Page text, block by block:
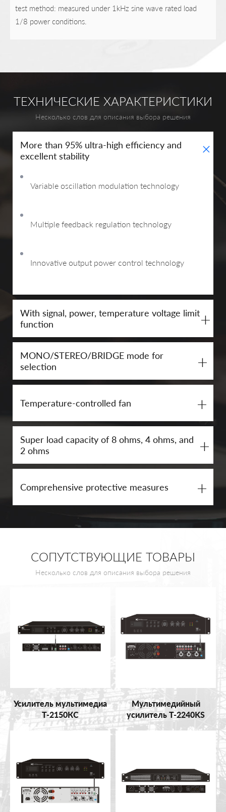
test method: measured under 1kHz sine wave rated load
1/8 power conditions.
ТЕХНИЧЕСКИЕ ХАРАКТЕРИСТИКИ
Несколько слов для описания выбора решения
More than 95% ultra-high efficiency and
excellent stability
+
Variable oscillation modulation technology
Multiple feedback regulation technology
Innovative output power control technology
With signal, power, temperature voltage limit
function
+
MONO/STEREO/BRIDGE mode for
selection
+
Temperature-controlled fan +
Super load capacity of 8 ohms, 4 ohms, and
2 ohms
+
Comprehensive protective measures +
СОПУТСТВУЮЩИЕ ТОВАРЫ
Несколько слов для описания выбора решения
Усилитель мультимедиа
Т-2150КС
Мультимедийный
усилитель T-2240KS